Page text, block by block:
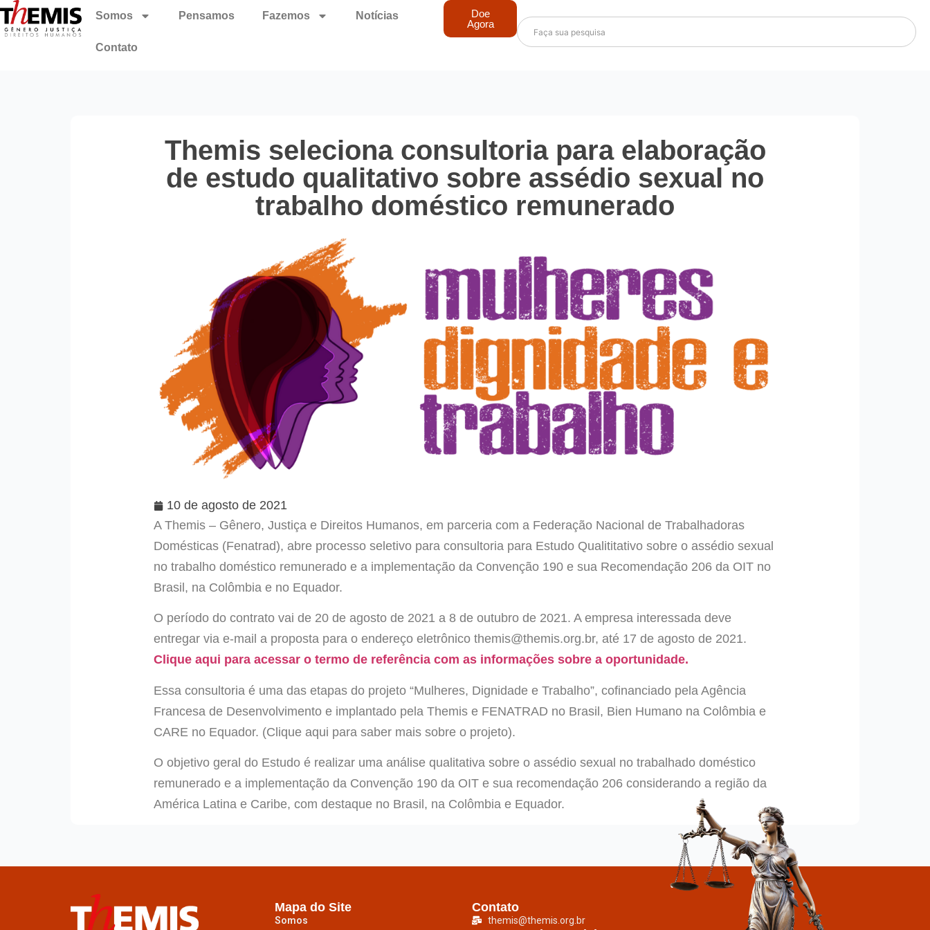
Somos Pensamos Fazemos Notícias
Contato
Doe
Agora
Themis seleciona consultoria para elaboração
de estudo qualitativo sobre assédio sexual no
trabalho doméstico remunerado
10 de agosto de 2021
A Themis – Gênero, Justiça e Direitos Humanos, em parceria com a Federação Nacional de Trabalhadoras
Domésticas (Fenatrad), abre processo seletivo para consultoria para Estudo Qualititativo sobre o assédio sexual
no trabalho doméstico remunerado e a implementação da Convenção 190 e sua Recomendação 206 da OIT no
Brasil, na Colômbia e no Equador.
O período do contrato vai de 20 de agosto de 2021 a 8 de outubro de 2021. A empresa interessada deve
entregar via e-mail a proposta para o endereço eletrônico themis@themis.org.br, até 17 de agosto de 2021.
Clique aqui para acessar o termo de referência com as informações sobre a oportunidade.
Essa consultoria é uma das etapas do projeto “Mulheres, Dignidade e Trabalho”, cofinanciado pela Agência
Francesa de Desenvolvimento e implantado pela Themis e FENATRAD no Brasil, Bien Humano na Colômbia e
CARE no Equador. (Clique aqui para saber mais sobre o projeto).
O objetivo geral do Estudo é realizar uma análise qualitativa sobre o assédio sexual no trabalhado doméstico
remunerado e a implementação da Convenção 190 da OIT e sua recomendação 206 considerando a região da
América Latina e Caribe, com destaque no Brasil, na Colômbia e Equador.
Mapa do Site
Somos
Contato
themis@themis.org.br